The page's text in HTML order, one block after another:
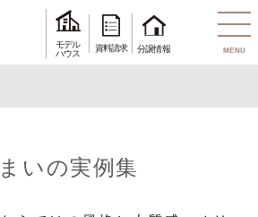
モデル
ハウス
資料請求 分譲情報 MENU
いの実例集